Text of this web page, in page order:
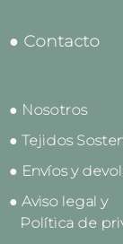
● Contacto
● Nosotros
● Tejidos
● Envíos y
● Aviso legal y
Política de